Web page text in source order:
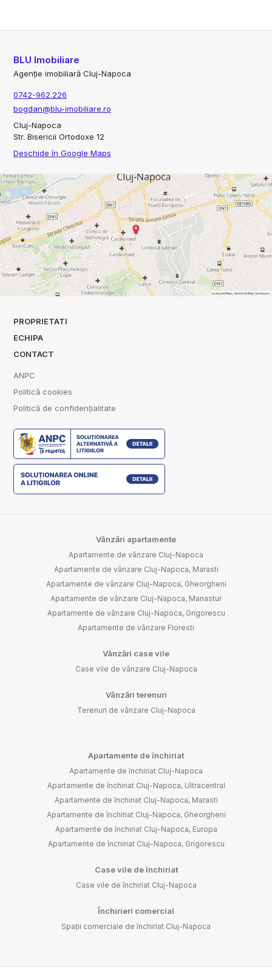
BLU Imobiliare
Agenție imobiliară Cluj-Napoca
0742-962.226
bogdan@blu-imobiliare.ro
Cluj-Napoca
Str. Bisericii Ortodoxe 12
Deschide în Google Maps
PROPRIETATI
ECHIPA
CONTACT
ANPC
Politică cookies
Politică de confidențialitate
Vânzări apartamente
Apartamente de vânzare Cluj-Napoca
Apartamente de vânzare Cluj-Napoca, Marasti
Apartamente de vânzare Cluj-Napoca, Gheorgheni
Apartamente de vânzare Cluj-Napoca, Manastur
Apartamente de vânzare Cluj-Napoca, Grigorescu
Apartamente de vânzare Floresti
Vânzări case vile
Case vile de vânzare Cluj-Napoca
Vânzări terenuri
Terenuri de vânzare Cluj-Napoca
Apartamente de închiriat
Apartamente de închiriat Cluj-Napoca
Apartamente de închiriat Cluj-Napoca, Ultracentral
Apartamente de închiriat Cluj-Napoca, Marasti
Apartamente de închiriat Cluj-Napoca, Gheorgheni
Apartamente de închiriat Cluj-Napoca, Europa
Apartamente de închiriat Cluj-Napoca, Grigorescu
Case vile de închiriat
Case vile de închiriat Cluj-Napoca
Închirieri comercial
Spații comerciale de închiriat Cluj-Napoca